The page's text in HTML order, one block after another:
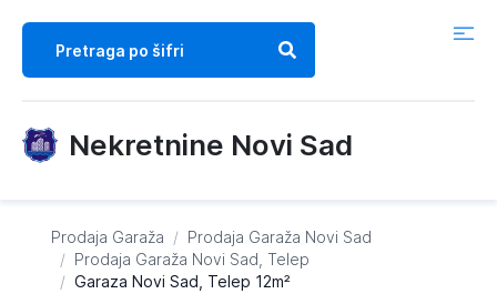
Nekretnine Novi Sad
Prodaja Garaža / Prodaja Garaža Novi Sad
/ Prodaja Garaža Novi Sad, Telep
/ Garaza Novi Sad, Telep 12m²